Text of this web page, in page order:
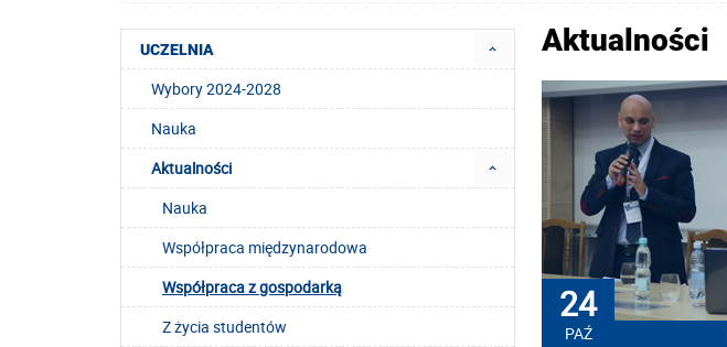
Aktualności
24
PAŹ
UCZELNIA
Wybory 2024-2028
Nauka
Aktualności
Nauka
Współpraca międzynarodowa
Współpraca z gospodarką
Z życia studentów